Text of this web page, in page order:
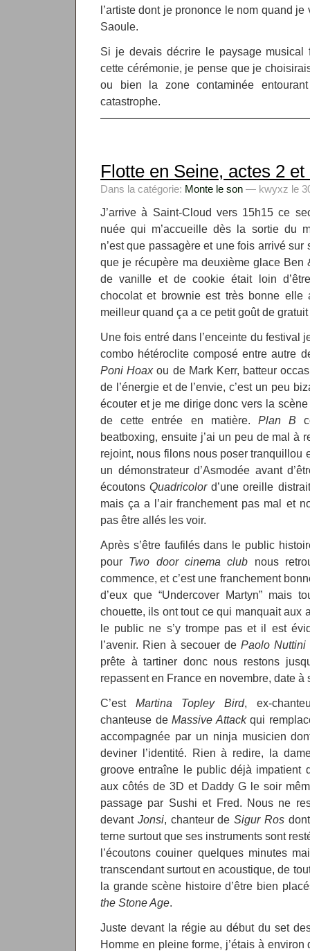
l’artiste dont je prononce le nom quand
Saoule.
Si je devais décrire le paysage musical
cette cérémonie, je pense que je
ou bien la zone contaminée
catastrophe.
Flotte en Seine, actes 2 et
Dans la catégorie: Monte le son — kwyxz le
J’arrive à Saint-Cloud vers 15h15 ce
nuée qui m’accueille dès la sortie du
n’est que passagère et une fois arrivé sur
que je récupère ma deuxième glace Ben
de vanille et de cookie était loin
chocolat et brownie est très bonne elle
meilleur quand ça a ce petit goût de
Une fois entré dans l’enceinte du festival
combo hétéroclite composé entre autre
Poni Hoaxou de Mark Kerr, batteur
de l’énergie et de l’envie, c’est un peu
écouter et je me dirige donc vers la
de cette entrée en matière. Plan B
beatboxing, ensuite j’ai un peu de mal à
rejoint, nous filons nous poser tranquillou
un démonstrateur d’Asmodée avant
écoutonsQuadricolord’une oreille
mais ça a l’air franchement pas mal et
pas être allés les voir.
Après s’être faufilés dans le public
pour Two door cinema club nous
commence, et c’est une franchement
d’eux que “Undercover Martyn” mais
chouette, ils ont tout ce qui manquait aux
le public ne s’y trompe pas et il est
l’avenir. Rien à secouer de Paolo Nuttini
prête à tartiner donc nous restons
repassent en France en novembre, date à
C’est Martina Topley Bird, ex-
chanteuse deMassive Attackqui
accompagnée par un ninja musicien
deviner l’identité. Rien à redire, la
groove entraîne le public déjà impatient
aux côtés de 3D et Daddy G le soir
passage par Sushi et Fred. Nous ne
devant Jonsi, chanteur de Sigur Rosdont
terne surtout que ses instruments sont
l’écoutons couiner quelques minutes
transcendant surtout en acoustique, de
la grande scène histoire d’être bien
the Stone Age.
Juste devant la régie au début du set
Homme en pleine forme, j’étais à